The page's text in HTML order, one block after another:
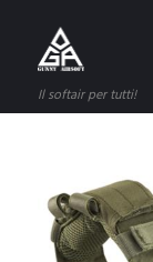
Il softair per tutti!